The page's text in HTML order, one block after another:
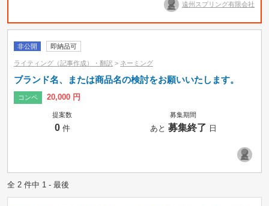
募集中のみ
遠州スプリング有限会社
非公開 即納品可
ライティング（記事作成）・翻訳 > ネーミング
ブランド名、または商品名の検討をお願いいたします。
コンペ 20,000 円
提案数
0件
募集期間
あと 募集終了 日
全 2 件中 1 - 最後